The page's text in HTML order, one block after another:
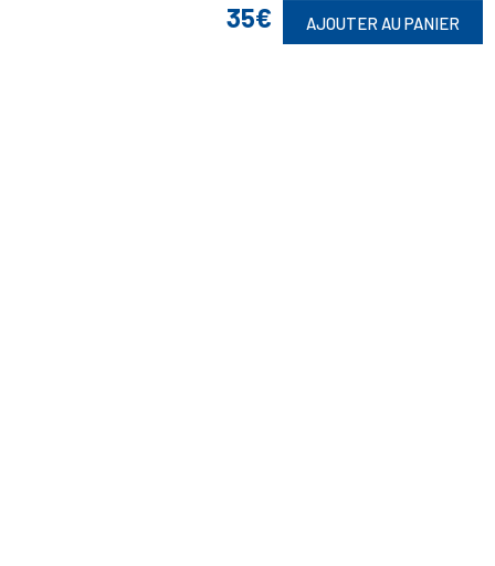
35€ AJOUTER AU PANIER
Suivez-Nous